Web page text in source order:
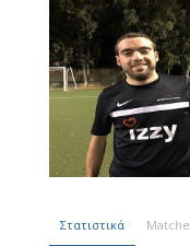
Στατιστικά